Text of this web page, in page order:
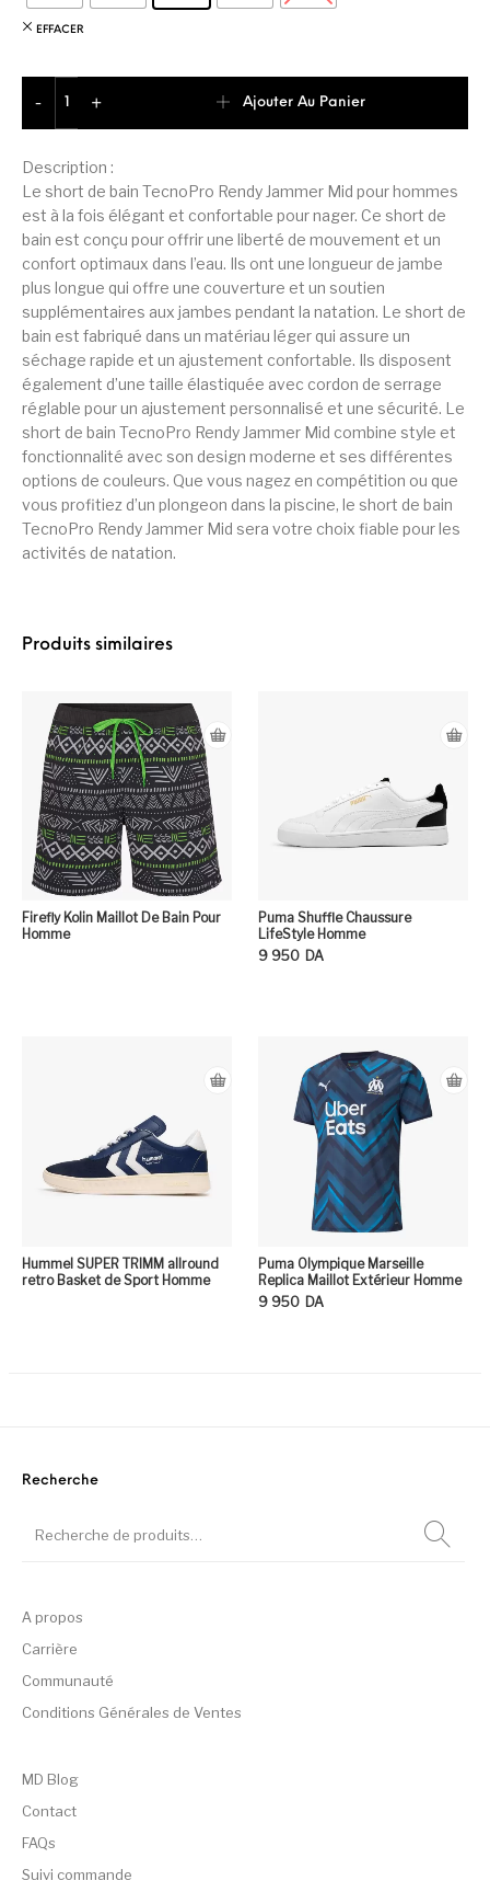
Description :
Le short de bain TecnoPro Rendy Jammer Mid pour hommes
est à la fois élégant et confortable pour nager. Ce short de
bain est conçu pour offrir une liberté de mouvement et un
confort optimaux dans l’eau. Ils ont une longueur de jambe
plus longue qui offre une couverture et un soutien
supplémentaires aux jambes pendant la natation. Le short de
bain est fabriqué dans un matériau léger qui assure un
séchage rapide et un ajustement confortable. Ils disposent
également d’une taille élastiquée avec cordon de serrage
réglable pour un ajustement personnalisé et une sécurité. Le
short de bain TecnoPro Rendy Jammer Mid combine style et
fonctionnalité avec son design moderne et ses différentes
options de couleurs. Que vous nagez en compétition ou que
vous profitiez d’un plongeon dans la piscine, le short de bain
TecnoPro Rendy Jammer Mid sera votre choix fiable pour les
activités de natation.
EFFACER
-
+
Ajouter Au Panier
Produits similaires
Firefly Kolin Maillot De Bain Pour
Homme
Puma Shuffle Chaussure
LifeStyle Homme
9 950 DA
Hummel SUPER TRIMM allround
retro Basket de Sport Homme
Puma Olympique Marseille
Replica Maillot Extérieur Homme
9 950 DA
Recherche
A propos
Carrière
Communauté
Conditions Générales de Ventes
MD Blog
Contact
FAQs
Suivi commande